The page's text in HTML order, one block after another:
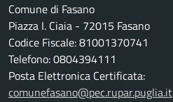
Comune di Fasano
Piazza I. Ciaia - 72015 Fasano
Codice Fiscale: 81001370741
Telefono: 0804394111
Posta Elettronica Certificata:
comunefasano@pec.rupar.puglia.it